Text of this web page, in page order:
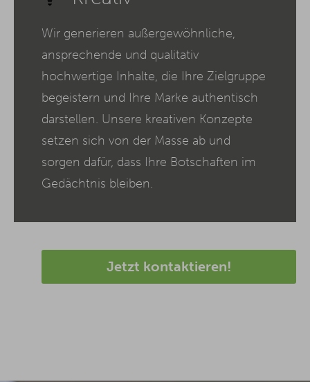
Wir generieren außergewöhnliche,
ansprechende und qualitativ
hochwertige Inhalte, die Ihre Zielgruppe
begeistern und Ihre Marke authentisch
darstellen. Unsere kreativen Konzepte
setzen sich von der Masse ab und
sorgen dafür, dass Ihre Botschaften im
Gedächtnis bleiben.
Jetzt kontaktieren!